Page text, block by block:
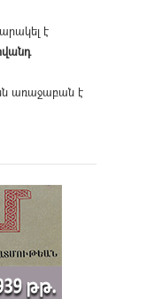
է
առաջաբան է